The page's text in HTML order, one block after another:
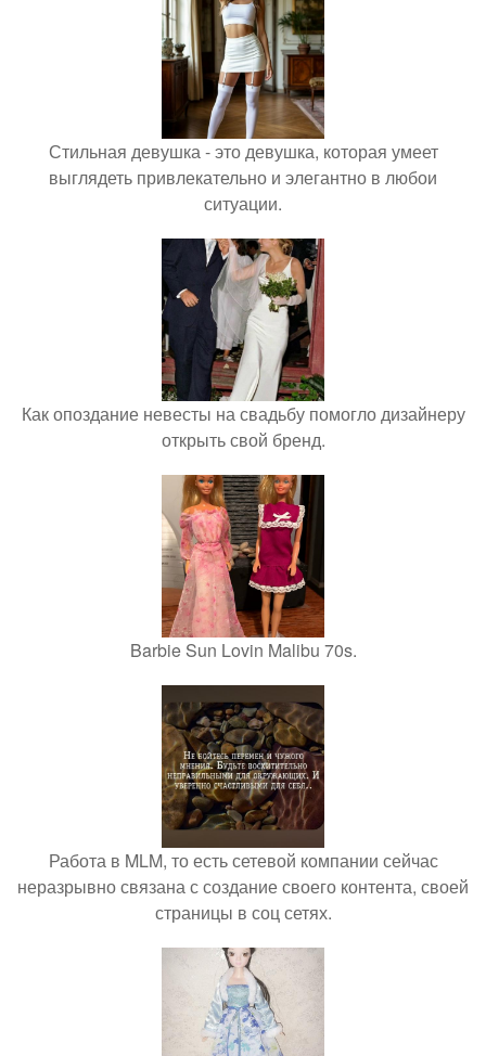
Стильная девушка - это девушка, которая умеет
выглядеть привлекательно и элегантно в любои
ситуации.
Как опоздание невесты на свадьбу помогло дизайнеру
открыть свой бренд.
Barbie Sun Lovin Malibu 70s.
Работа в MLM, то есть сетевой компании сейчас
неразрывно связана с создание своего контента, своей
страницы в соц сетях.